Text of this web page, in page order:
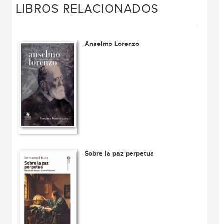
LIBROS RELACIONADOS
Anselmo Lorenzo
Sobre la paz perpetua